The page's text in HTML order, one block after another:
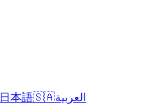
日本語🇸🇦العربية